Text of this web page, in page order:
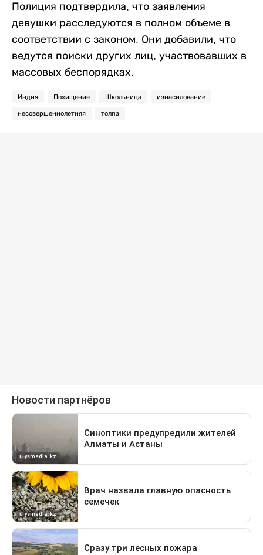
Полиция подтвердила, что заявления
девушки расследуются в полном объеме в
соответствии с законом. Они добавили, что
ведутся поиски других лиц, участвовавших в
массовых беспорядках.
Индия Похищение Школьница изнасилование
несовершеннолетняя толпа